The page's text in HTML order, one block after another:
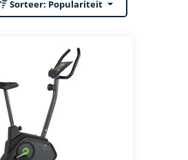
Sorteer: Populariteit